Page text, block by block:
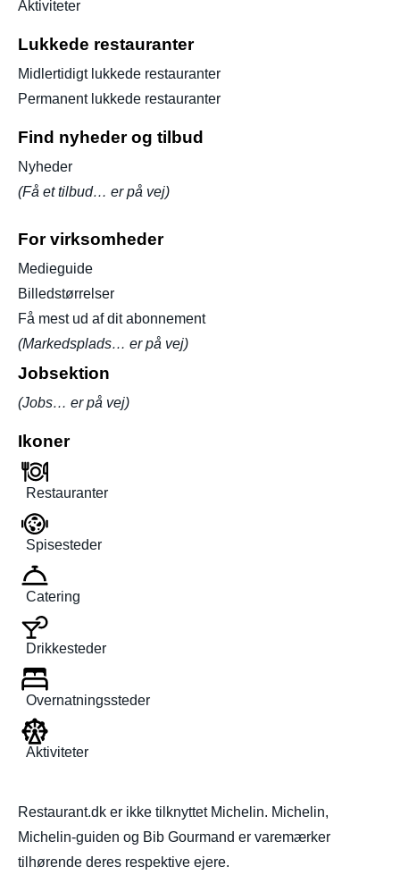
Aktiviteter
Lukkede restauranter
Midlertidigt lukkede restauranter
Permanent lukkede restauranter
Find nyheder og tilbud
Nyheder
(Få et tilbud… er på vej)
For virksomheder
Medieguide
Billedstørrelser
Få mest ud af dit abonnement
(Markedsplads… er på vej)
Jobsektion
(Jobs… er på vej)
Ikoner
Restauranter
Spisesteder
Catering
Drikkesteder
Overnatningssteder
Aktiviteter
Restaurant.dk er ikke tilknyttet Michelin. Michelin,
Michelin-guiden og Bib Gourmand er varemærker
tilhørende deres respektive ejere.